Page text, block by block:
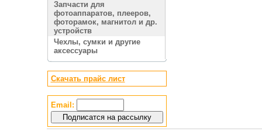
Запчасти для
фотоаппаратов, плееров,
фоторамок, магнитол и др.
устройств
Чехлы, сумки и другие
аксессуары
Скачать прайс лист
Email: